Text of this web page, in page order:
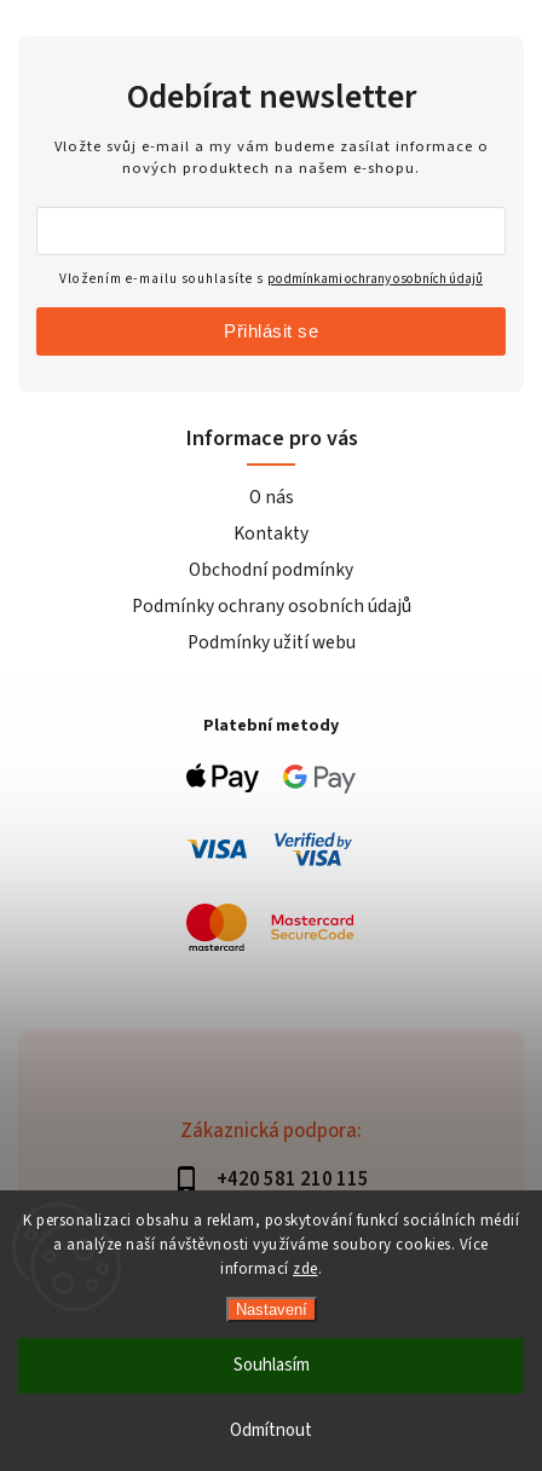
K personalizaci obsahu a reklam, poskytování funkcí sociálních médií
a analýze naší návštěvnosti využíváme soubory cookies. Více
informací zde.
Nastavení
Odmítnout
Souhlasím
Zákaznická podpora:
+420 581 210 115
info@davaztechnik.cz
Odebírat newsletter
Vložte svůj e-mail a my vám budeme zasílat informace o
nových produktech na našem e-shopu.
Vložením e-mailu souhlasíte s podmínkami ochrany osobních údajů
Přihlásit se
Informace pro vás
O nás
Kontakty
Obchodní podmínky
Podmínky ochrany osobních údajů
Podmínky užití webu
Platební metody
Copyright 2026Daniš Davaztechnik. Všechna práva